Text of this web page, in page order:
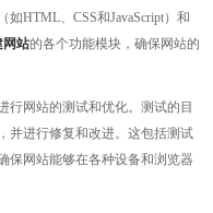
HTML、CSS和JavaScript）和
网站的各个功能模块，确保网站的
网站的测试和优化。测试的目
并进行修复和改进。这包括测试
保网站能够在各种设备和浏览器